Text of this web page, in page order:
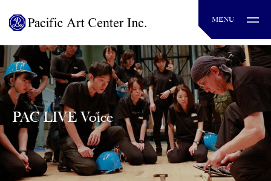
PAC LIVE Voice